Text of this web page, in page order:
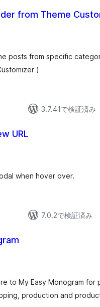
from Theme
posts from specific
)
3.7.41で検証済み
URL
when hover over.
7.0.2で検証済み
to My Easy Monogram for
production and